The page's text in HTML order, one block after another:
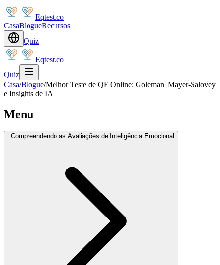
Eqtest.co
CasaBlogueRecursos
Quiz
Eqtest.co
Quiz
Casa/Blogue/Melhor Teste de QE Online: Goleman, Mayer-Salovey
e Insights de IA
Menu
Compreendendo as Avaliações de Inteligência Emocional